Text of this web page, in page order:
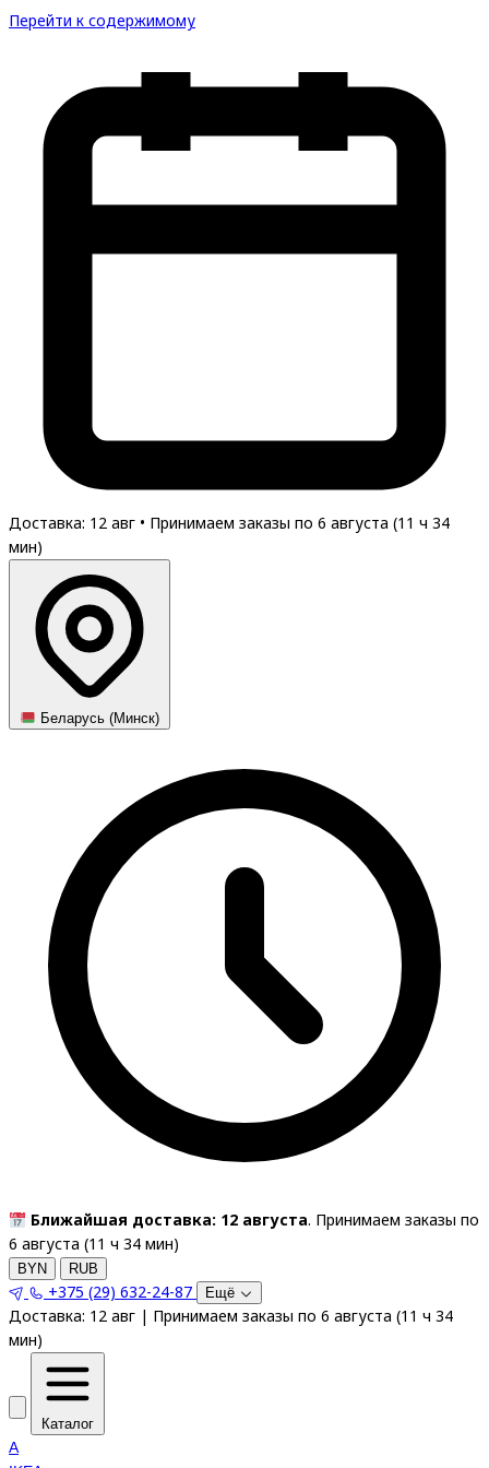
Перейти к содержимому
Доставка: 12 авг • Принимаем заказы по 6 августа (11 ч 34
мин)
Беларусь (Минск)
Ближайшая доставка: 12 августа. Принимаем заказы по
6 августа (11 ч 34 мин)
BYN RUB
+375 (29) 632-24-87 Ещё
Доставка: 12 авг | Принимаем заказы по 6 августа (11 ч 34
мин)
Каталог
A